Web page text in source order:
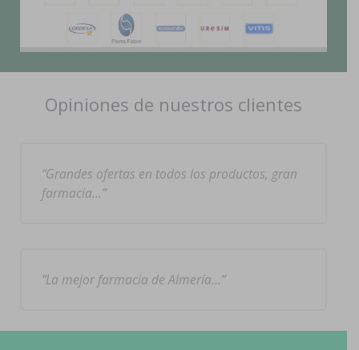
Opiniones de nuestros clientes
Grandes ofertas en todos los productos, gran
farmacia…
La mejor farmacia de Almería…